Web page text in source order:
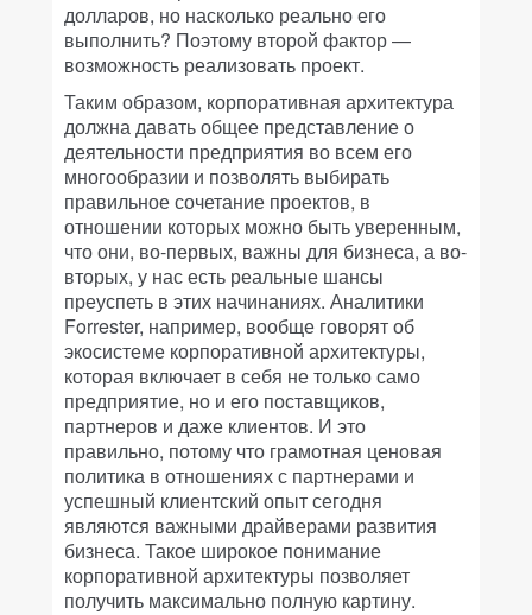
долларов, но насколько реально его
выполнить? Поэтому второй фактор —
возможность реализовать проект.
Таким образом, корпоративная архитектура
должна давать общее представление о
деятельности предприятия во всем его
многообразии и позволять выбирать
правильное сочетание проектов, в
отношении которых можно быть уверенным,
что они, во-первых, важны для бизнеса, а во-
вторых, у нас есть реальные шансы
преуспеть в этих начинаниях. Аналитики
Forrester, например, вообще говорят об
экосистеме корпоративной архитектуры,
которая включает в себя не только само
предприятие, но и его поставщиков,
партнеров и даже клиентов. И это
правильно, потому что грамотная ценовая
политика в отношениях с партнерами и
успешный клиентский опыт сегодня
являются важными драйверами развития
бизнеса. Такое широкое понимание
корпоративной архитектуры позволяет
получить максимально полную картину.